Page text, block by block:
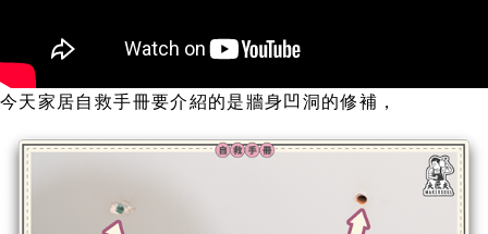
今天家居自救手冊要介紹的是牆身凹洞的修補，